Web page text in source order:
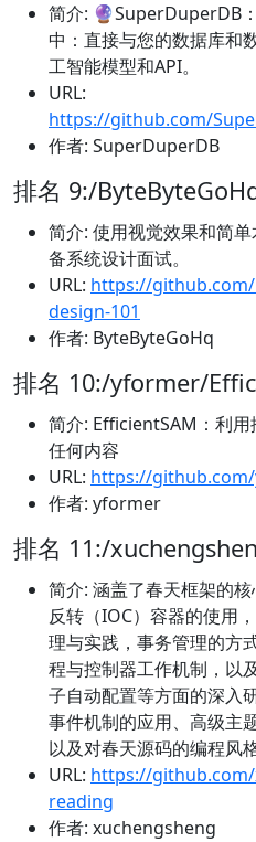
简介: 🔮SuperDuperDB
中：直接与您的数据库和
工智能模型和API。
URL:
https://github.com/
作者: SuperDuperDB
排名 9:/
简介: 使用视觉效果和简
备系统设计面试。
URL: https://
design-101
作者: ByteByteGoHq
排名 10:/yformer/
简介: EfficientSAM：利
任何内容
URL: https://
作者: yformer
排名 11:/
简介: 涵盖了春天框架的
反转（IOC）容器的使用
理与实践，事务管理的方
程与控制器工作机制，以
子自动配置等方面的深入
事件机制的应用、高级主
以及对春天源码的编程风
URL: https://
reading
作者: xuchengsheng